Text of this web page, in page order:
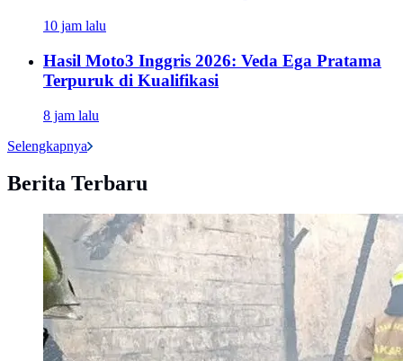
10 jam lalu
Hasil Moto3 Inggris 2026: Veda Ega Pratama
Terpuruk di Kualifikasi
8 jam lalu
Selengkapnya
Berita Terbaru